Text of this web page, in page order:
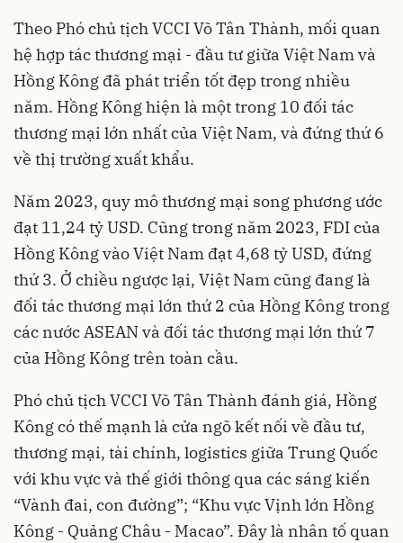
Theo Phó chủ tịch VCCI Võ Tân Thành, mối quan
hệ hợp tác thương mại - đầu tư giữa Việt Nam và
Hồng Kông đã phát triển tốt đẹp trong nhiều
năm. Hồng Kông hiện là một trong 10 đối tác
thương mại lớn nhất của Việt Nam, và đứng thứ 6
về thị trường xuất khẩu.
Năm 2023, quy mô thương mại song phương ước
đạt 11,24 tỷ USD. Cũng trong năm 2023, FDI của
Hồng Kông vào Việt Nam đạt 4,68 tỷ USD, đứng
thứ 3. Ở chiều ngược lại, Việt Nam cũng đang là
đối tác thương mại lớn thứ 2 của Hồng Kông trong
các nước ASEAN và đối tác thương mại lớn thứ 7
của Hồng Kông trên toàn cầu.
Phó chủ tịch VCCI Võ Tân Thành đánh giá, Hồng
Kông có thế mạnh là cửa ngõ kết nối về đầu tư,
thương mại, tài chính, logistics giữa Trung Quốc
với khu vực và thế giới thông qua các sáng kiến
“Vành đai, con đường”; “Khu vực Vịnh lớn Hồng
Kông - Quảng Châu - Macao”. Đây là nhân tố quan